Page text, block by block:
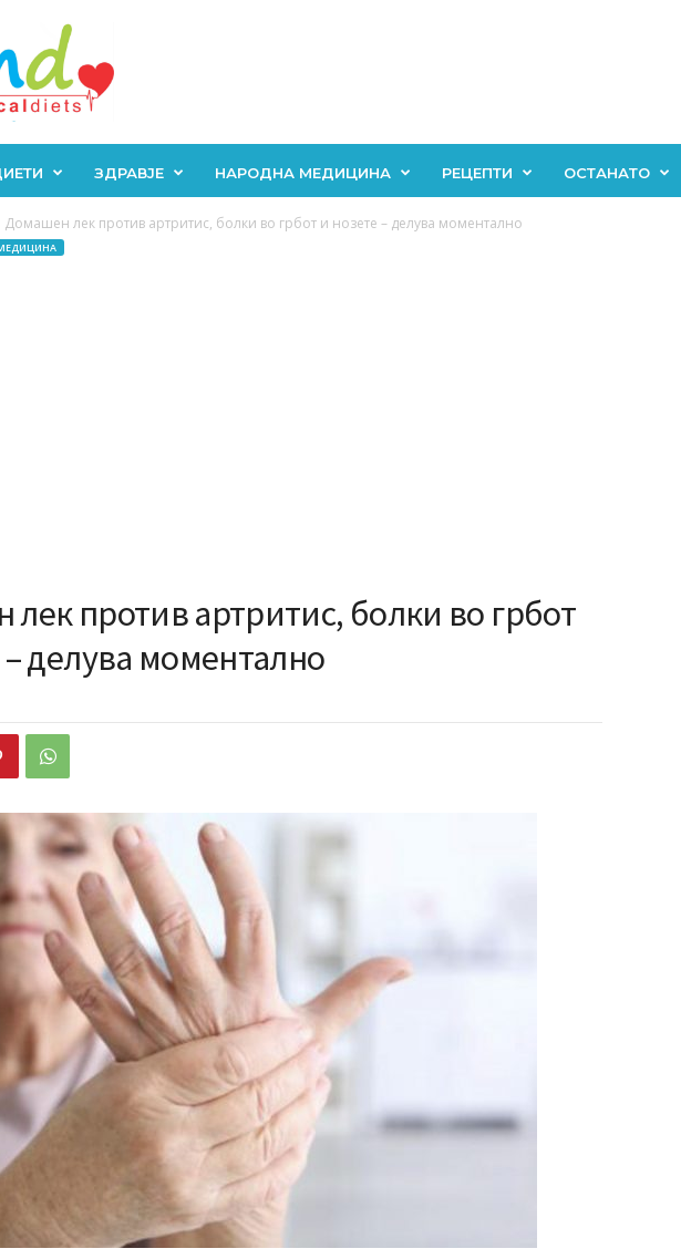
ЗДРАВЈЕ НАРОДНА МЕДИЦИНА РЕЦЕПТИ ОСТАНАТО
Домашен лек против артритис, болки во грбот и нозете – делува моментално
против артритис, болки во грбот
– делува моментално